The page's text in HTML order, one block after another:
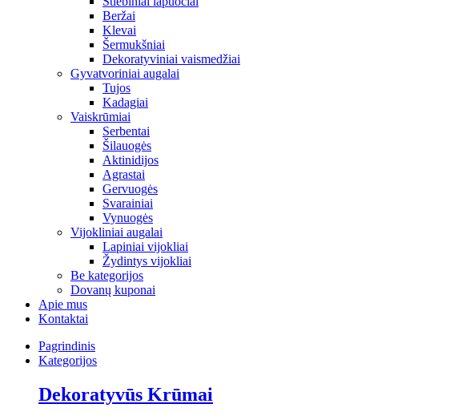
Beržai
Klevai
Šermukšniai
Dekoratyviniai vaismedžiai
Gyvatvoriniai augalai
Tujos
Kadagiai
Vaiskrūmiai
Serbentai
Šilauogės
Aktinidijos
Agrastai
Gervuogės
Svarainiai
Vynuogės
Vijokliniai augalai
Lapiniai vijokliai
Žydintys vijokliai
Be kategorijos
Dovanų kuponai
Apie mus
Kontaktai
Pagrindinis
Kategorijos
Dekoratyvūs Krūmai